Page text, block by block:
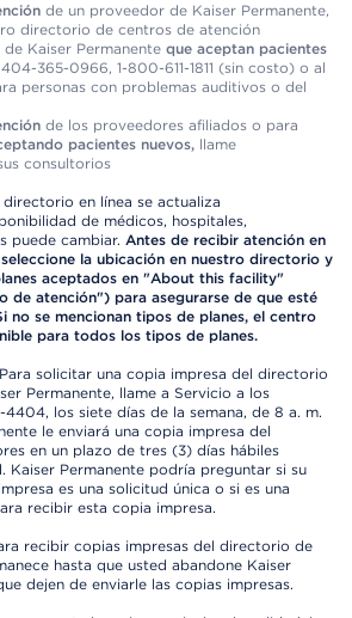
de un proveedor de Kaiser Permanente,
directorio de centros de atención
Kaiser Permanente que aceptan pacientes
365-0966, 1-800-611-1811 (sin costo) o al
personas con problemas auditivos o del
de los proveedores afiliados o para
pacientes nuevos, llame
consultorios
en línea se actualiza
de médicos, hospitales,
puede cambiar. Antes de recibir atención en
la ubicación en nuestro directorio y
aceptados en "About this facility"
de atención") para asegurarse de que esté
no se mencionan tipos de planes, el centro
para todos los tipos de planes.
solicitar una copia impresa del directorio
Permanente, llame a Servicio a los
los siete días de la semana, de 8 a. m.
le enviará una copia impresa del
en un plazo de tres (3) días hábiles
Kaiser Permanente podría preguntar si su
es una solicitud única o si es una
recibir esta copia impresa.
recibir copias impresas del directorio de
hasta que usted abandone Kaiser
dejen de enviarle las copias impresas.